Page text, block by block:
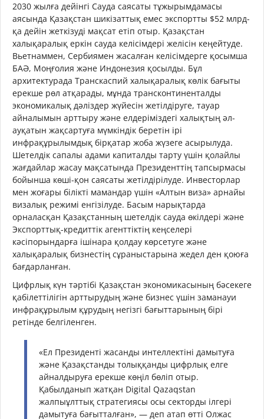
2030 жылға дейінгі Сауда саясаты тұжырымдамасы
аясында Қазақстан шикізаттық емес экспортты $52 млрд-
қа дейін жеткізуді мақсат етіп отыр. Қазақстан
халықаралық еркін сауда келісімдері желісін кеңейтуде.
Вьетнаммен, Сербиямен жасалған келісімдерге қосымша
БАӘ, Моңғолия және Индонезия қосылды. Бұл
архитектурада Транскаспий халықаралық көлік бағыты
ерекше рөл атқарады, мұнда трансконтиненталды
экономикалық дәліздер жүйесін жетілдіруге, тауар
айналымын арттыру және елдеріміздегі халықтың әл-
ауқатын жақсартуға мүмкіндік беретін ірі
инфрақұрылымдық бірқатар жоба жүзеге асырылуда.
Шетелдік сапалы адами капиталды тарту үшін қолайлы
жағдайлар жасау мақсатында Президенттің тапсырмасы
бойынша көші-қон саясаты жетілдірілуде. Инвесторлар
мен жоғары білікті мамандар үшін «Алтын виза» арнайы
визалық режимі енгізілуде. Басым нарықтарда
орналасқан Қазақстанның шетелдік сауда өкілдері және
Экспорттық-кредиттік агенттіктің кеңселері
кәсіпорындарға ішінара қолдау көрсетуге және
халықаралық бизнестің сұраныстарына жедел ден қоюға
бағдарланған.
Цифрлық күн тәртібі Қазақстан экономикасының бәсекеге
қабілеттілігін арттырудың және бизнес үшін заманауи
инфрақұрылым құрудың негізгі бағыттарының бірі
ретінде белгіленген.
«Ел Президенті жасанды интеллектіні дамытуға
және Қазақстанды толыққанды цифрлық елге
айналдыруға ерекше көңіл бөліп отыр.
Қабылданып жатқан Digital Qazaqstan
жалпыұлттық стратегиясы осы секторды ілгері
дамытуға бағытталған», — деп атап өтті Олжас